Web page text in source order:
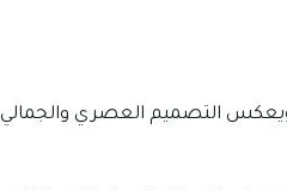
ويعكس التصميم العصري والجمالي